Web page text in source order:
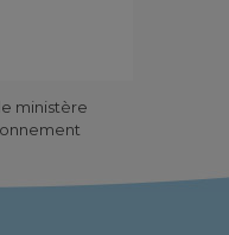
de
la sixième année
ministère